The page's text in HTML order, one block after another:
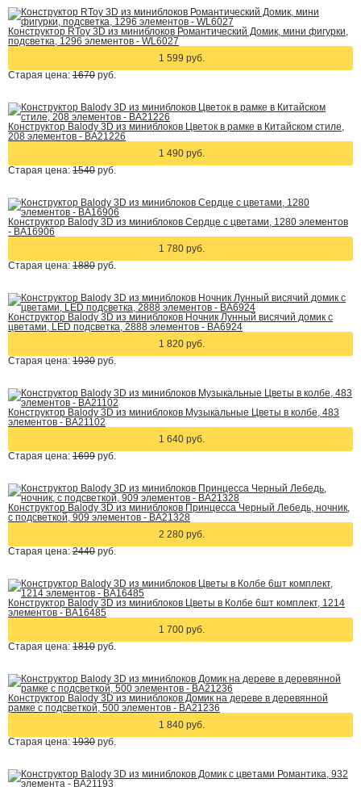
Конструктор RToy 3D из миниблоков Романтический Домик, мини фигурки,
подсветка, 1296 элементов - WL6027
1 599 руб.
Старая цена: 1670 руб.
Конструктор Balody 3D из миниблоков Цветок в рамке в Китайском стиле,
208 элементов - BA21226
1 490 руб.
Старая цена: 1540 руб.
Конструктор Balody 3D из миниблоков Сердце с цветами, 1280 элементов
- BA16906
1 780 руб.
Старая цена: 1880 руб.
Конструктор Balody 3D из миниблоков Ночник Лунный висячий домик с
цветами, LED подсветка, 2888 элементов - BA6924
1 820 руб.
Старая цена: 1930 руб.
Конструктор Balody 3D из миниблоков Музыкальные Цветы в колбе, 483
элементов - BA21102
1 640 руб.
Старая цена: 1699 руб.
Конструктор Balody 3D из миниблоков Принцесса Черный Лебедь, ночник,
с подсветкой, 909 элементов - BA21328
2 280 руб.
Старая цена: 2440 руб.
Конструктор Balody 3D из миниблоков Цветы в Колбе 6шт комплект, 1214
элементов - BA16485
1 700 руб.
Старая цена: 1810 руб.
Конструктор Balody 3D из миниблоков Домик на дереве в деревянной
рамке с подсветкой, 500 элементов - BA21236
1 840 руб.
Старая цена: 1930 руб.